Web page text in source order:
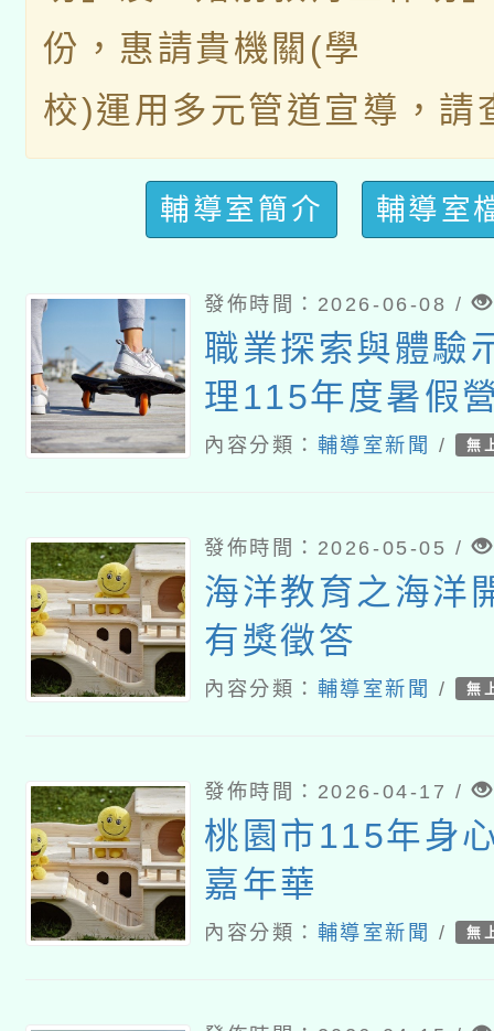
份，惠請貴機關(學
校)運用多元管道宣導，請
輔導室簡介 輔導室
發佈時間：2026-06-08 /
職業探索與體驗
理115年度暑假
次一案
內容分類： 輔導室新聞 / 無
發佈時間：2026-05-05 /
海洋教育之海洋
有獎徵答
內容分類： 輔導室新聞 / 無
發佈時間：2026-04-17 /
桃園市115年身
嘉年華
內容分類： 輔導室新聞 / 無